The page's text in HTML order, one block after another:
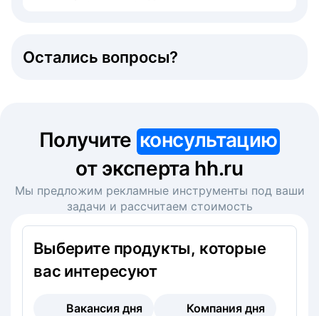
Остались вопросы?
Получите консультацию
от эксперта hh.ru
Мы предложим рекламные инструменты под ваши
задачи и рассчитаем стоимость
Выберите продукты, которые
вас интересуют
Вакансия дня
Компания дня